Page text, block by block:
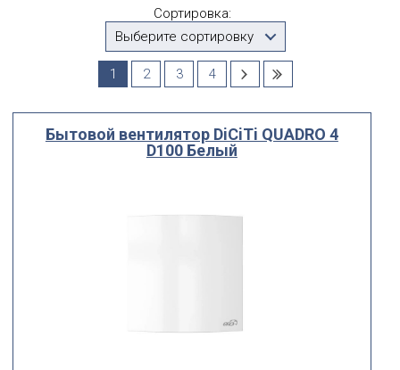
Декоративные
Производитель
Выберите...
Диаметр
Сортировка:
Выберите сортировку
1 2 3 4
Бытовой вентилятор DiCiTi QUADRO 4
D100 Белый